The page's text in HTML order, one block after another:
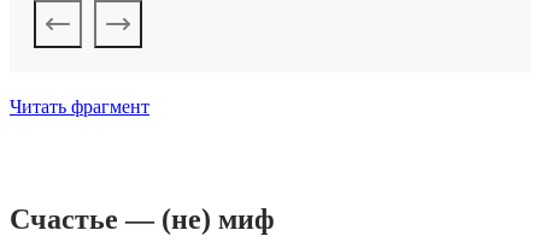
Читать фрагмент
Счастье — (не) миф